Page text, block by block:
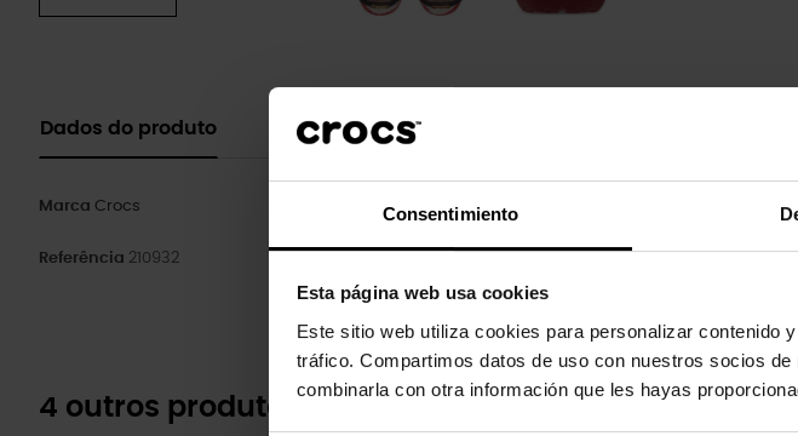
Consentimiento
Esta página web usa cookies
Este sitio web utiliza cookies para personalizar contenido
tráfico. Compartimos datos de uso con nuestros socios
combinarla con otra información que les hayas
Dados do produto
Marca Crocs
Referência 210932
4 outros produtos na mesma categoria: